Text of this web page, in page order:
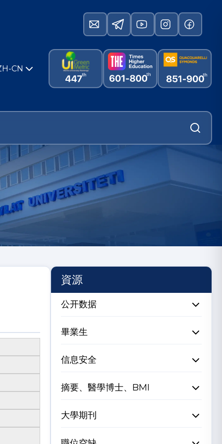
CN
資源
公开数据
畢業生
信息安全
摘要、醫學博士、BMI
大學期刊